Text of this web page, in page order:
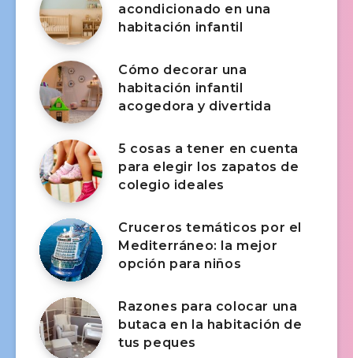
acondicionado en una
habitación infantil
Cómo decorar una
habitación infantil
acogedora y divertida
5 cosas a tener en cuenta
para elegir los zapatos de
colegio ideales
Cruceros temáticos por el
Mediterráneo: la mejor
opción para niños
Razones para colocar una
butaca en la habitación de
tus peques